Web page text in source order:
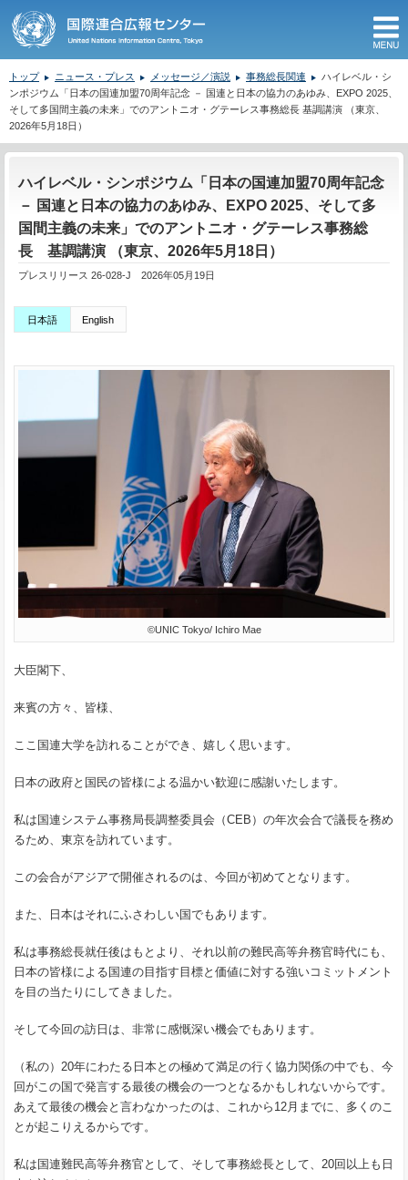
トップ ニュース・プレス メッセージ／演説 事務総長関連
ハイレベル・シ
ンポジウム「日本の国連加盟70周年記念 － 国連と日本の協力のあゆみ、EXPO 2025、
そして多国間主義の未来」でのアントニオ・グテーレス事務総長 基調講演 （東京、
2026年5月18日）
ハイレベル・シンポジウム「日本の国連加盟70周年記念
－ 国連と日本の協力のあゆみ、EXPO 2025、そして多
国間主義の未来」でのアントニオ・グテーレス事務総
長 基調講演 （東京、2026年5月18日）
プレスリリース 26-028-J 2026年05月19日
日本語 English
©UNIC Tokyo/ Ichiro Mae
大臣閣下、
来賓の方々、皆様、
ここ国連大学を訪れることができ、嬉しく思います。
日本の政府と国民の皆様による温かい歓迎に感謝いたします。
私は国連システム事務局長調整委員会（CEB）の年次会合で議長を務め
るため、東京を訪れています。
この会合がアジアで開催されるのは、今回が初めてとなります。
また、日本はそれにふさわしい国でもあります。
私は事務総長就任後はもとより、それ以前の難民高等弁務官時代にも、
日本の皆様による国連の目指す目標と価値に対する強いコミットメント
を目の当たりにしてきました。
そして今回の訪日は、非常に感慨深い機会でもあります。
（私の）20年にわたる日本との極めて満足の行く協力関係の中でも、今
回がこの国で発言する最後の機会の一つとなるかもしれないからです。
あえて最後の機会と言わなかったのは、これから12月までに、多くのこ
とが起こりえるからです。
私は国連難民高等弁務官として、そして事務総長として、20回以上も日